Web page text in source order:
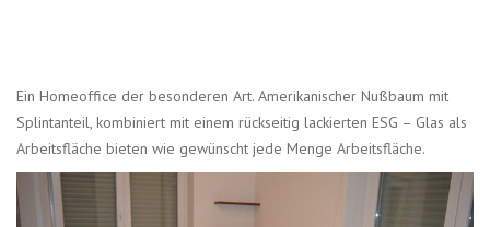
Ein Homeoffice der besonderen Art. Amerikanischer Nußbaum mit
Splintanteil, kombiniert mit einem rückseitig lackierten ESG – Glas als
Arbeitsfläche bieten wie gewünscht jede Menge Arbeitsfläche.